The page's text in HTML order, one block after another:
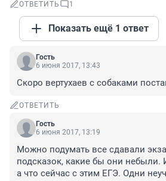
ОТВЕТИТЬ 1
Показать ещё 1 ответ
Гость
6 июня 2017, 13:43
Скоро вертухаев с собаками
ОТВЕТИТЬ
Гость
6 июня 2017, 13:19
Можно подумать все сдавали
подсказок, какие бы они
а что сейчас с этим ЕГЭ. Одни